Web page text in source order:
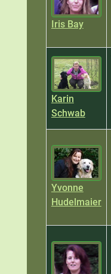
Iris Bay
Karin
Schwab
Yvonne
Hudelmaier